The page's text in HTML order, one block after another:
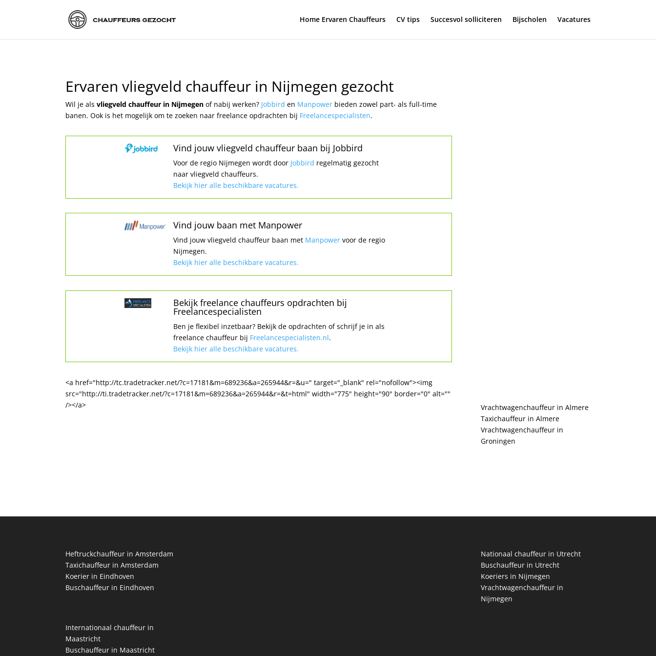
Home Ervaren Chauffeurs CV tips Succesvol solliciteren Bijscholen Vacatures
Ervaren vliegveld chauffeur in Nijmegen gezocht
Wil je alsvliegveld chauffeur in Nijmegenof nabij werken? Jobbirden Manpower bieden zowel part- als full-time
banen. Ook is het mogelijk om te zoeken naar freelance opdrachten bij Freelancespecialisten.
Vind jouw vliegveld chauffeur baan bij Jobbird
Voor de regio Nijmegen wordt door Jobbird regelmatig gezocht
naar vliegveld chauffeurs.
Bekijk hier alle beschikbare vacatures.
Vind jouw baan met Manpower
Vind jouw vliegveld chauffeur baan met Manpowervoor de regio
Nijmegen.
Bekijk hier alle beschikbare vacatures.
Bekijk freelance chauffeurs opdrachten bij
Freelancespecialisten
Ben je flexibel inzetbaar? Bekijk de opdrachten of schrijf je in als
freelance chauffeur bij Freelancespecialisten.nl.
Bekijk hier alle beschikbare vacatures.
<a href="http://tc.tradetracker.net/?c=17181&m=689236&a=265944&r=&u=" target="_blank" rel="nofollow"><img
src="http://ti.tradetracker.net/?c=17181&m=689236&a=265944&r=&t=html" width="775" height="90" border="0" alt=""
/></a>
Vrachtwagenchauffeur in Almere
Taxichauffeur in Almere
Vrachtwagenchauffeur in
Groningen
Heftruckchauffeur in Amsterdam
Taxichauffeur in Amsterdam
Koerier in Eindhoven
Buschauffeur in Eindhoven
Internationaal chauffeur in
Maastricht
Buschauffeur in Maastricht
Nationaal chauffeur in Utrecht
Buschauffeur in Utrecht
Koeriers in Nijmegen
Vrachtwagenchauffeur in
Nijmegen